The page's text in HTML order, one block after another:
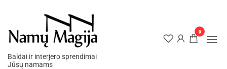
Baldai ir interjero sprendimai
Jūsų namams
0